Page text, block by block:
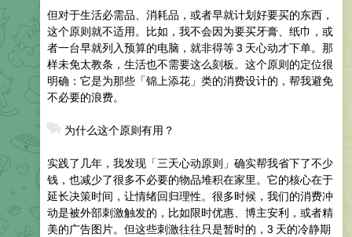
但对于生活必需品、消耗品，或者早就计划好要买的东西，
这个原则就不适用。比如，我不会因为要买牙膏、纸巾，或
者一台早就列入预算的电脑，就非得等 3 天心动才下单。那
样未免太教条，生活也不需要这么刻板。这个原则的定位很
明确：它是为那些「锦上添花」类的消费设计的，帮我避免
不必要的浪费。
为什么这个原则有用？
实践了几年，我发现「三天心动原则」确实帮我省下了不少
钱，也减少了很多不必要的物品堆积在家里。它的核心在于
延长决策时间，让情绪回归理性。很多时候，我们的消费冲
动是被外部刺激触发的，比如限时优惠、博主安利，或者精
美的广告图片。但这些刺激往往只是暂时的，3 天的冷静期